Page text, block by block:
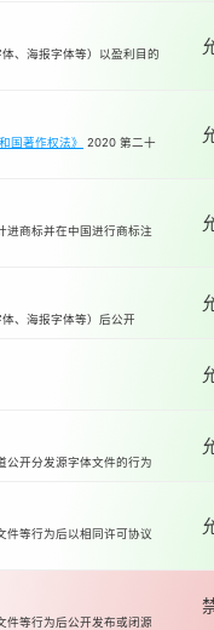
、海报字体等）以盈利目的
国著作权法》
2020 第二十
进商标并在中国进行商标注
、海报字体等）后公开
公开分发源字体文件的行为
件等行为后以相同许可协议
件等行为后公开发布或闭源